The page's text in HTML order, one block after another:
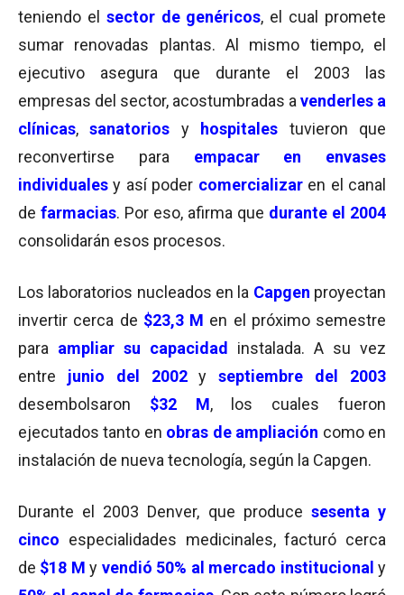
teniendo el sector de genéricos, el cual promete
sumar renovadas plantas. Al mismo tiempo, el
ejecutivo asegura que durante el 2003 las
empresas del sector, acostumbradas a venderles a
clínicas,sanatorios y hospitales
tuvieron que
reconvertirse para empacar en envases
individuales y así poder comercializar en el canal
de farmacias. Por eso, afirma que durante el 2004
consolidarán esos procesos.
Los laboratorios nucleados en la Capgen proyectan
invertir cerca de $23,3 M en el próximo semestre
para ampliar su capacidad
instalada. A su vez
entre junio del 2002yseptiembre del 2003
desembolsaron $32 M, los cuales fueron
ejecutados tanto en obras de ampliación como en
instalación de nueva tecnología, según la Capgen.
Durante el 2003 Denver, que produce sesenta y
cinco especialidades medicinales, facturó cerca
de $18 M y vendió 50% al mercado institucional y